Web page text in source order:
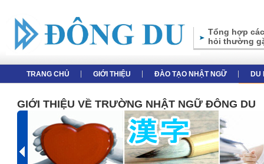
Tổng hợp
hỏi thường
TRANG CHỦ GIỚI THIỆU ĐÀO TẠO NHẬT NGỮ DU
GIỚI THIỆU VỀ TRƯỜNG NHẬT NGỮ ĐÔNG DU